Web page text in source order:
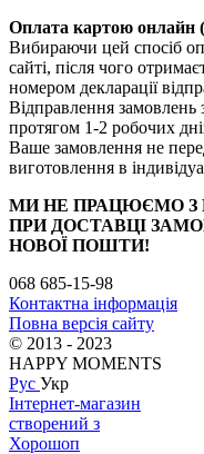
Оплата картою онлайн
Вибираючи цей спосіб
сайті, після чого
номером декларації
Відправлення замовлень
протягом 1-2 робочих
Ваше замовлення не
виготовлення в
МИ НЕ ПРАЦЮЄМО
ПРИ ДОСТАВЦІ
НОВОЇ ПОШТИ!
068 685-15-98
Контактна інформація
Повна версія сайту
© 2013 - 2023
HAPPY MOMENTS
Рус Укр
Інтернет-магазин
створений з
Хорошоп